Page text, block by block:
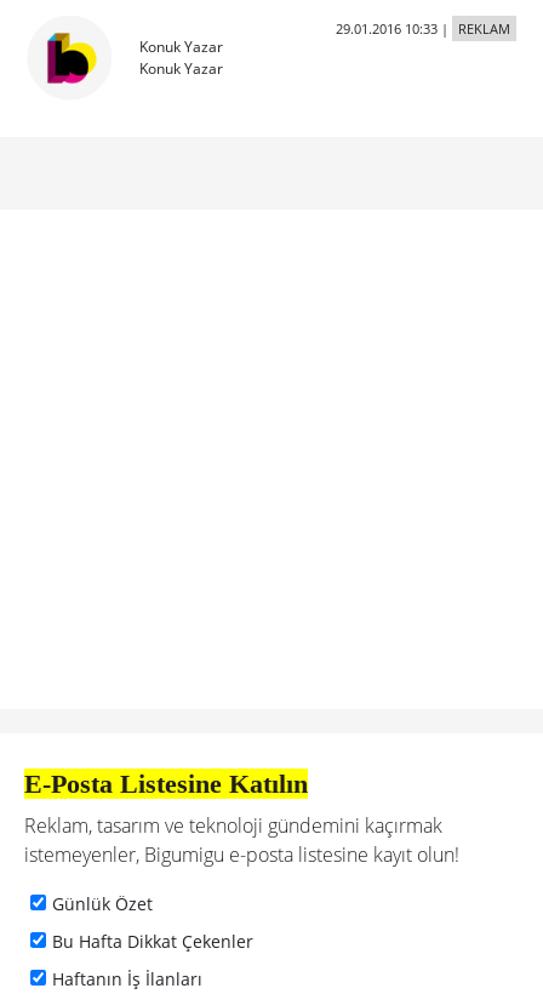
Konuk Yazar
Konuk Yazar
29.01.2016 10:33| REKLAM
E-Posta Listesine Katılın
Reklam, tasarım ve teknoloji gündemini kaçırmak
istemeyenler, Bigumigu e-posta listesine kayıt olun!
Günlük Özet
Bu Hafta Dikkat Çekenler
Haftanın İş İlanları